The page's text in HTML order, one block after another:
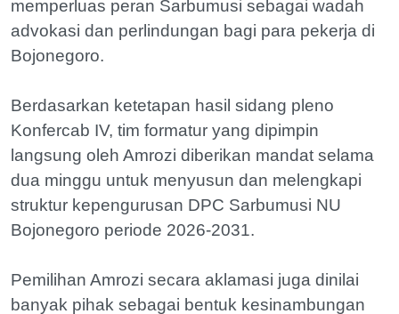
memperluas peran Sarbumusi sebagai wadah
advokasi dan perlindungan bagi para pekerja di
Bojonegoro.
Berdasarkan ketetapan hasil sidang pleno
Konfercab IV, tim formatur yang dipimpin
langsung oleh Amrozi diberikan mandat selama
dua minggu untuk menyusun dan melengkapi
struktur kepengurusan DPC Sarbumusi NU
Bojonegoro periode 2026-2031.
Pemilihan Amrozi secara aklamasi juga dinilai
banyak pihak sebagai bentuk kesinambungan